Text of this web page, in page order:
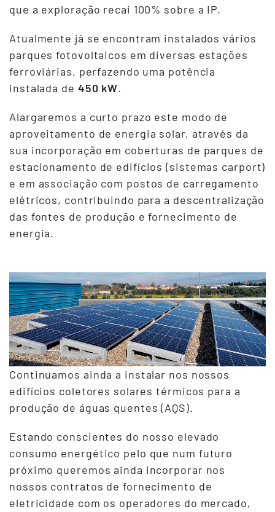
que a exploração recai 100% sobre a IP.
Atualmente já se encontram instalados vários
parques fotovoltaicos em diversas estações
ferroviárias, perfazendo uma potência
instalada de 450 kW.
Alargaremos a curto prazo este modo de
aproveitamento de energia solar, através da
sua incorporação em coberturas de parques de
estacionamento de edifícios (sistemas carport)
e em associação com postos de carregamento
elétricos, contribuindo para a descentralização
das fontes de produção e fornecimento de
energia.
Continuamos ainda a instalar nos nossos
edifícios coletores solares térmicos para a
produção de águas quentes (AQS).
Estando conscientes do nosso elevado
consumo energético pelo que num futuro
próximo queremos ainda incorporar nos
nossos contratos de fornecimento de
eletricidade com os operadores do mercado,